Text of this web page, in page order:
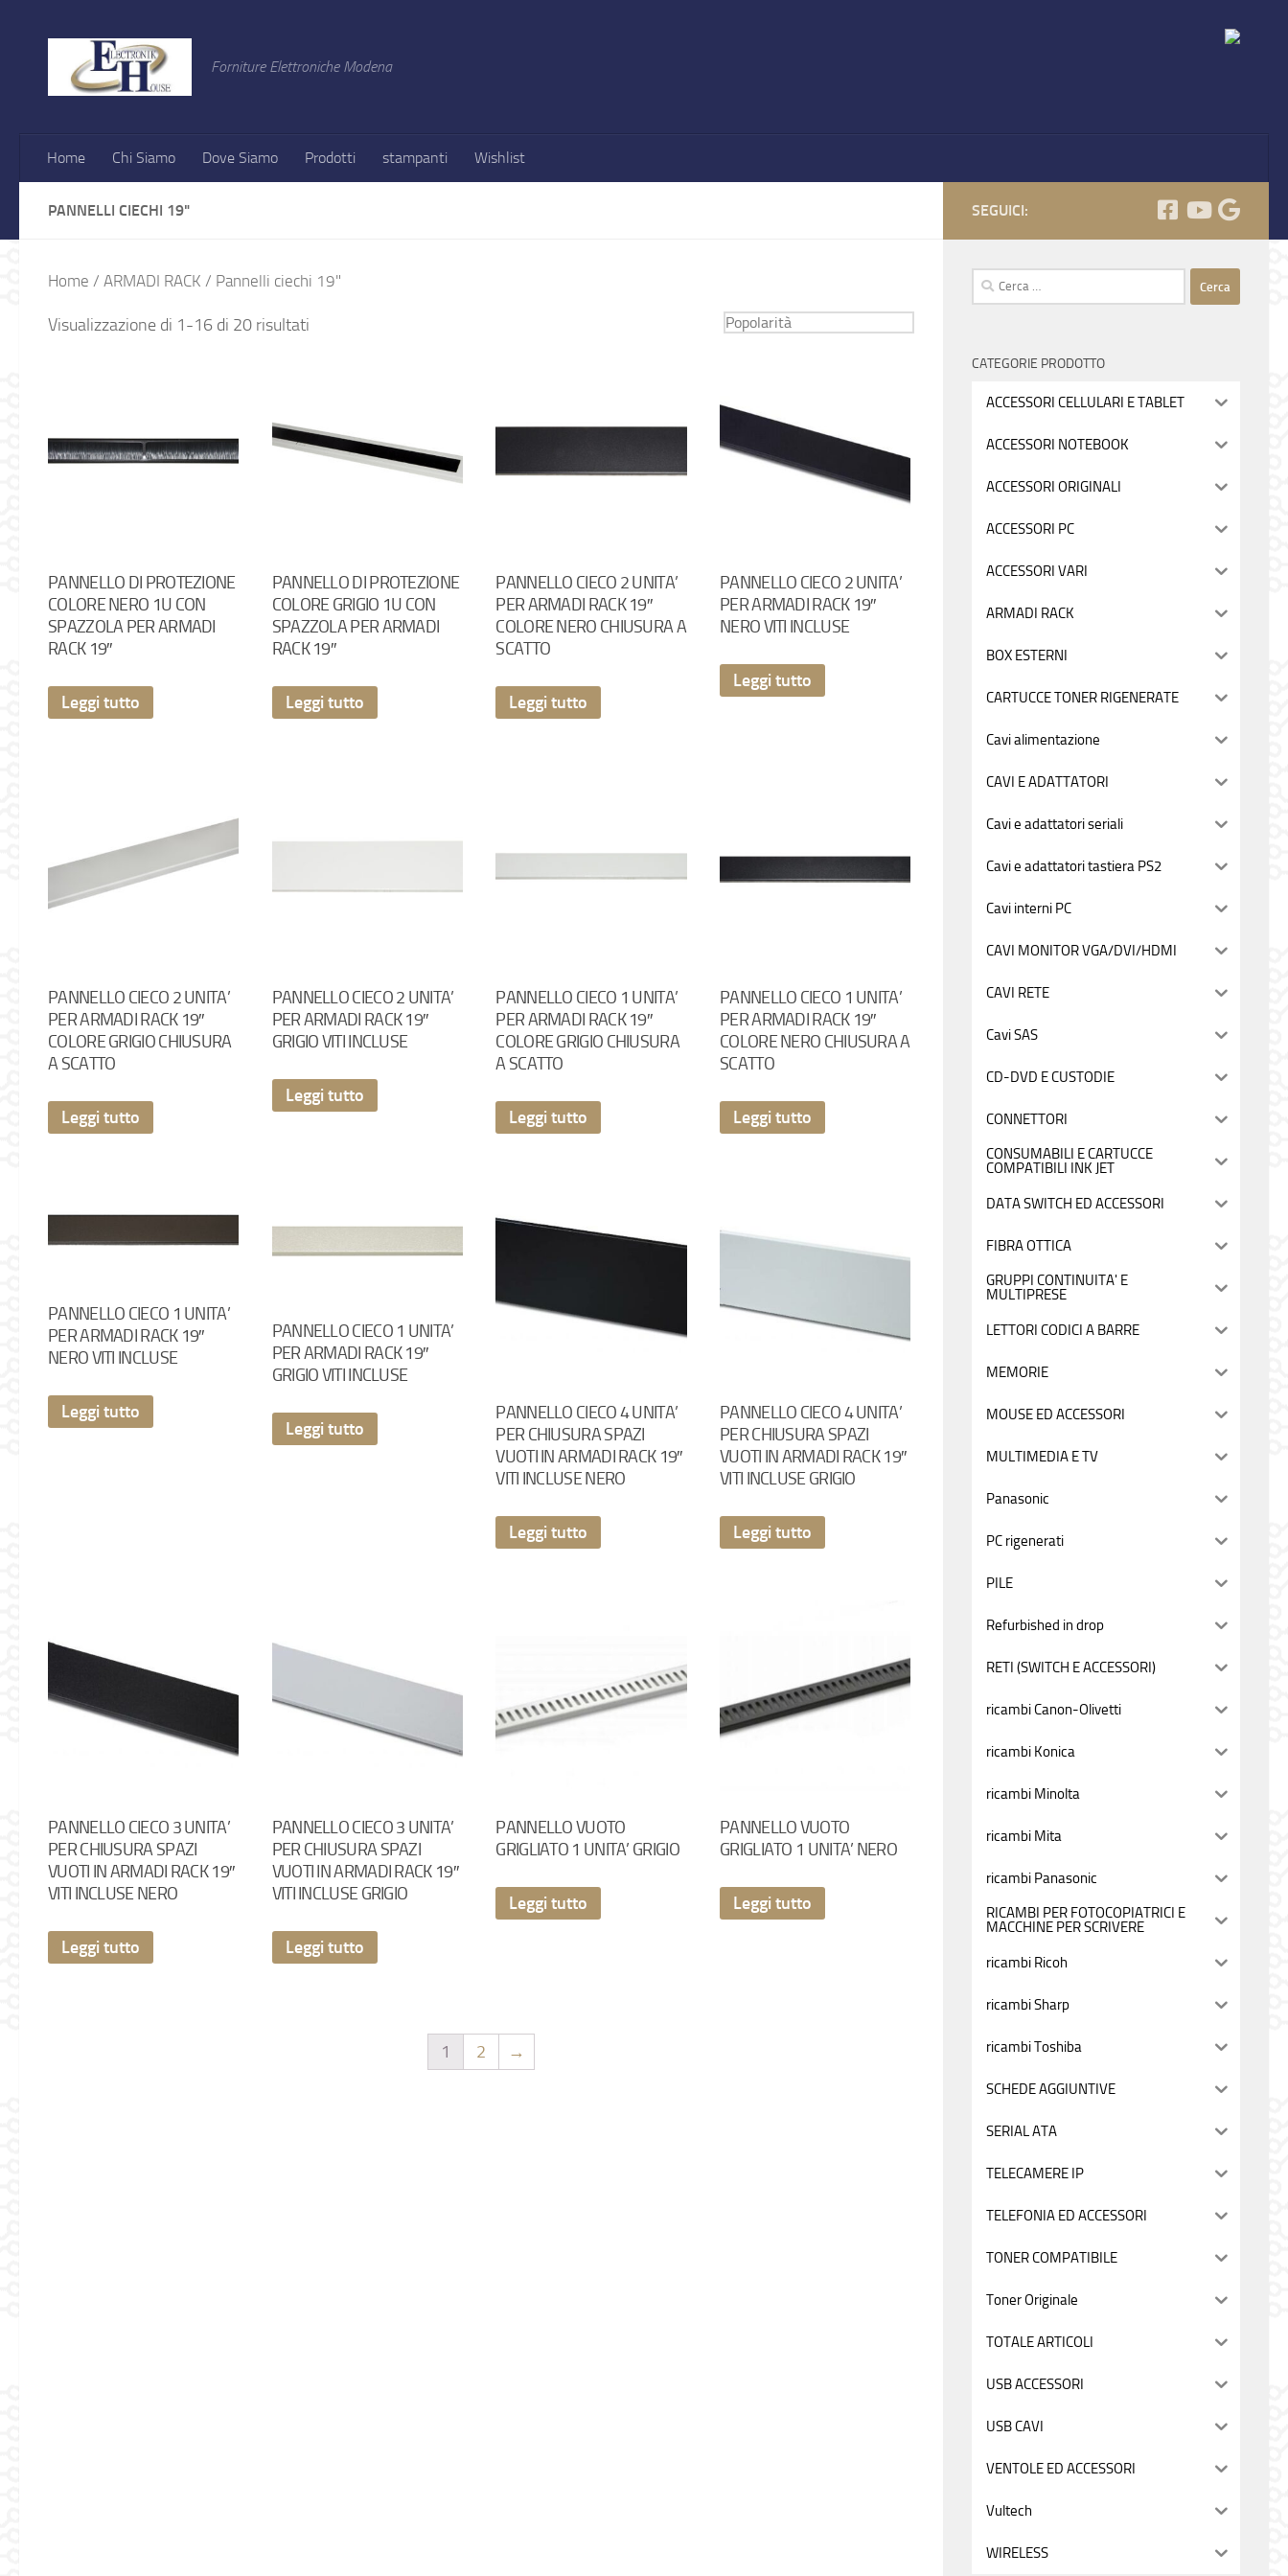
Forniture Elettroniche Modena
Home Chi Siamo Dove Siamo Prodotti stampanti Wishlist
PANNELLI CIECHI 19"
Home / ARMADI RACK / Pannelli ciechi 19"
Visualizzazione di 1-16 di 20 risultati
PANNELLO DI PROTEZIONE
COLORE NERO 1U CON
SPAZZOLA PER ARMADI
RACK 19″
Leggi tutto
PANNELLO DI PROTEZIONE
COLORE GRIGIO 1U CON
SPAZZOLA PER ARMADI
RACK 19″
Leggi tutto
PANNELLO CIECO 2 UNITA’
PER ARMADI RACK 19″
COLORE NERO CHIUSURA A
SCATTO
Leggi tutto
PANNELLO CIECO 2 UNITA’
PER ARMADI RACK 19″
NERO VITI INCLUSE
Leggi tutto
PANNELLO CIECO 2 UNITA’
PER ARMADI RACK 19″
COLORE GRIGIO CHIUSURA
A SCATTO
Leggi tutto
PANNELLO CIECO 2 UNITA’
PER ARMADI RACK 19″
GRIGIO VITI INCLUSE
Leggi tutto
PANNELLO CIECO 1 UNITA’
PER ARMADI RACK 19″
COLORE GRIGIO CHIUSURA
A SCATTO
Leggi tutto
PANNELLO CIECO 1 UNITA’
PER ARMADI RACK 19″
COLORE NERO CHIUSURA A
SCATTO
Leggi tutto
PANNELLO CIECO 1 UNITA’
PER ARMADI RACK 19″
NERO VITI INCLUSE
Leggi tutto
PANNELLO CIECO 1 UNITA’
PER ARMADI RACK 19″
GRIGIO VITI INCLUSE
Leggi tutto
PANNELLO CIECO 4 UNITA’
PER CHIUSURA SPAZI
VUOTI IN ARMADI RACK 19″
VITI INCLUSE NERO
Leggi tutto
PANNELLO CIECO 4 UNITA’
PER CHIUSURA SPAZI
VUOTI IN ARMADI RACK 19″
VITI INCLUSE GRIGIO
Leggi tutto
PANNELLO CIECO 3 UNITA’
PER CHIUSURA SPAZI
VUOTI IN ARMADI RACK 19″
VITI INCLUSE NERO
Leggi tutto
PANNELLO CIECO 3 UNITA’
PER CHIUSURA SPAZI
VUOTI IN ARMADI RACK 19″
VITI INCLUSE GRIGIO
Leggi tutto
PANNELLO VUOTO
GRIGLIATO 1 UNITA’ GRIGIO
Leggi tutto
PANNELLO VUOTO
GRIGLIATO 1 UNITA’ NERO
Leggi tutto
1 2 →
SEGUICI:
Ricerca
per:
CATEGORIE PRODOTTO
ACCESSORI CELLULARI E TABLET
ACCESSORI NOTEBOOK
ACCESSORI ORIGINALI
ACCESSORI PC
ACCESSORI VARI
ARMADI RACK
BOX ESTERNI
CARTUCCE TONER RIGENERATE
Cavi alimentazione
CAVI E ADATTATORI
Cavi e adattatori seriali
Cavi e adattatori tastiera PS2
Cavi interni PC
CAVI MONITOR VGA/DVI/HDMI
CAVI RETE
Cavi SAS
CD-DVD E CUSTODIE
CONNETTORI
CONSUMABILI E CARTUCCE
COMPATIBILI INK JET
DATA SWITCH ED ACCESSORI
FIBRA OTTICA
GRUPPI CONTINUITA' E
MULTIPRESE
LETTORI CODICI A BARRE
MEMORIE
MOUSE ED ACCESSORI
MULTIMEDIA E TV
Panasonic
PC rigenerati
PILE
Refurbished in drop
RETI (SWITCH E ACCESSORI)
ricambi Canon-Olivetti
ricambi Konica
ricambi Minolta
ricambi Mita
ricambi Panasonic
RICAMBI PER FOTOCOPIATRICI E
MACCHINE PER SCRIVERE
ricambi Ricoh
ricambi Sharp
ricambi Toshiba
SCHEDE AGGIUNTIVE
SERIAL ATA
TELECAMERE IP
TELEFONIA ED ACCESSORI
TONER COMPATIBILE
Toner Originale
TOTALE ARTICOLI
USB ACCESSORI
USB CAVI
VENTOLE ED ACCESSORI
Vultech
WIRELESS